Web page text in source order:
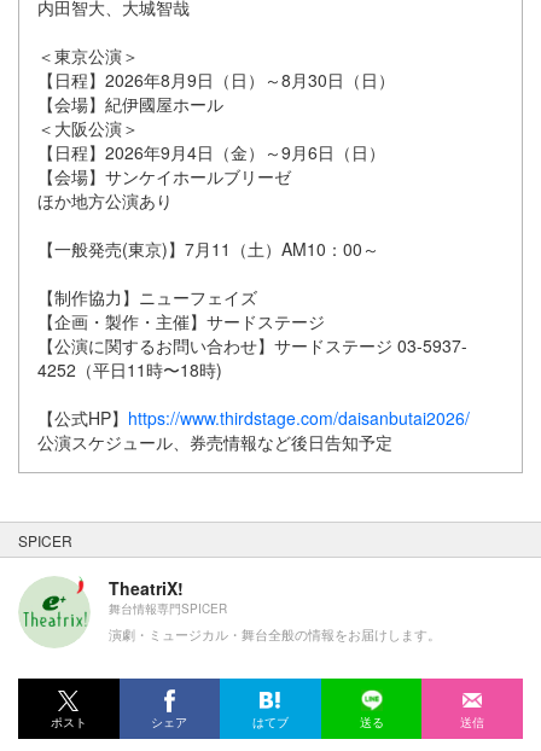
内田智大、大城智哉
＜東京公演＞
【日程】2026年8月9日（日）～8月30日（日）
【会場】紀伊國屋ホール
＜大阪公演＞
【日程】2026年9月4日（金）～9月6日（日）
【会場】サンケイホールブリーゼ
ほか地方公演あり
【一般発売(東京)】7月11（土）AM10：00～
【制作協力】ニューフェイズ
【企画・製作・主催】サードステージ
【公演に関するお問い合わせ】サードステージ 03-5937-
4252（平日11時〜18時)
【公式HP】 https://www.thirdstage.com/daisanbutai2026/
公演スケジュール、券売情報など後日告知予定
SPICER
TheatriX!
舞台情報専門SPICER
演劇・ミュージカル・舞台全般の情報をお届けします。
ポスト シェア はてブ 送る 送信